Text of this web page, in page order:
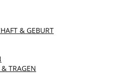
& GEBURT
TRAGEN